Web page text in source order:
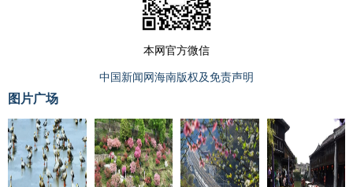
本网官方微信
中国新闻网海南版权及免责声明
图片广场